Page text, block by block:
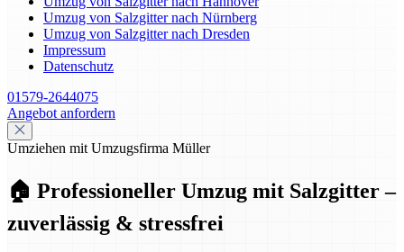
Umzug von Salzgitter nach Nürnberg
Umzug von Salzgitter nach Dresden
Impressum
Datenschutz
01579-2644075
Angebot anfordern
Umziehen mit Umzugsfirma Müller
🏠 Professioneller Umzug mit Salzgitter –
zuverlässig & stressfrei